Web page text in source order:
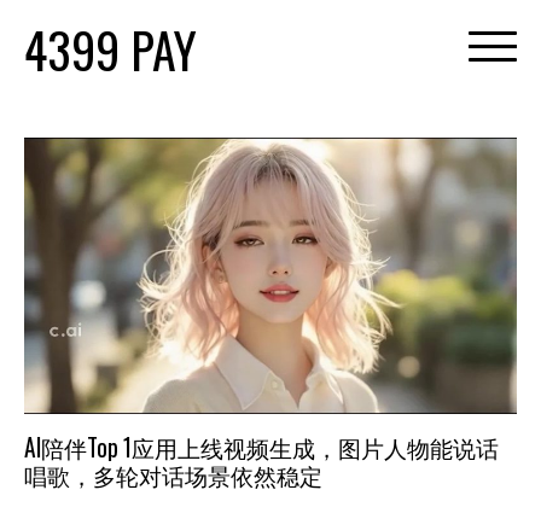
content
4399 PAY
AI陪伴Top 1应用上线视频生成，图片人物能说话
唱歌，多轮对话场景依然稳定